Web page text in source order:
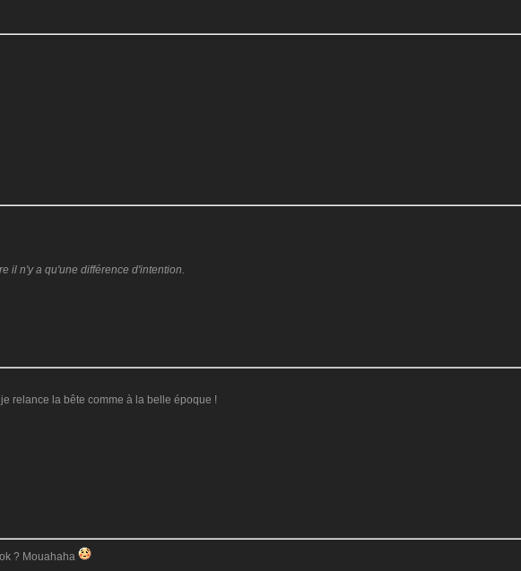
il n'y a qu'une différence d'intention.
relance la bête comme à la belle époque !
? Mouahaha